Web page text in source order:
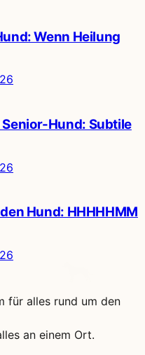
Wenn Heilung
Hund: Subtile
Hund: HHHHHMM
für alles rund um den
an einem Ort.